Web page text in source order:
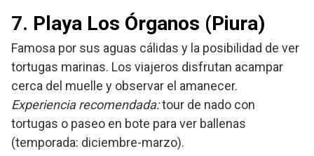
7. Playa Los Órganos (Piura)
Famosa por sus aguas cálidas y la posibilidad de ver
tortugas marinas. Los viajeros disfrutan acampar
cerca del muelle y observar el amanecer.
Experiencia recomendada:tour de nado con
tortugas o paseo en bote para ver ballenas
(temporada: diciembre-marzo).